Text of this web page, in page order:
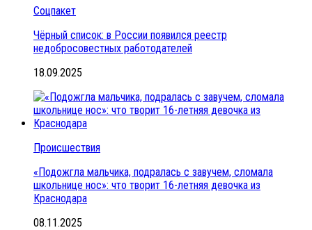
Соцпакет
Чёрный список: в России появился реестр
недобросовестных работодателей
18.09.2025
Происшествия
«Подожгла мальчика, подралась с завучем, сломала
школьнице нос»: что творит 16-летняя девочка из
Краснодара
08.11.2025